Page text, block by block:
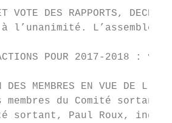
VOTE DES RAPPORTS,
l’unanimité. L’assemblée
POUR 2017-2018 :
DES MEMBRES EN VUE DE
membres du Comité sortant
sortant, Paul Roux,